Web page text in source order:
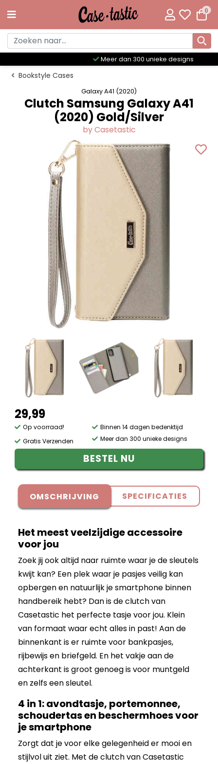
0
Meer dan 300 unieke designs
Bookstyle Cases
Galaxy A41 (2020)
Clutch Samsung Galaxy A41
(2020) Gold/Silver
by Casetastic
29,99
Op voorraad!
Gratis Verzenden
Binnen 14 dagen bedenktijd
Meer dan 300 unieke designs
BESTEL NU
OMSCHRIJVING SPECIFICATIES
Het meest veelzijdige accessoire
voor jou
Zoek jij ook altijd naar ruimte waar je de sleutels
kwijt kan? Een plek waar je pasjes veilig kan
opbergen en natuurlijk je smartphone binnen
handbereik hebt? Dan is de clutch van
Casetastic het perfecte tasje voor jou. Klein
van formaat waar echt alles in past! Aan de
binnenkant is er ruimte voor bankpasjes,
rijbewijs en briefgeld. En het vakje aan de
achterkant is groot genoeg is voor muntgeld
en zelfs een sleutel.
4 in 1: avondtasje, portemonnee,
schoudertas en beschermhoes voor
je smartphone
Zorgt dat je voor elke gelegenheid er mooi en
stijlvol uit ziet. Met de clutch van Casetastic